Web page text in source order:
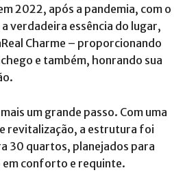
2022, após a pandemia, com o
verdadeira essência do lugar,
Charme – proporcionando
e também, honrando sua
um grande passo. Com uma
revitalização, a estrutura foi
30 quartos, planejados para
conforto e requinte.